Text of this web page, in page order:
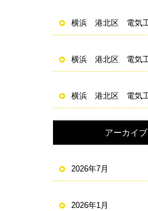
アーカイブ
2026年7月
2026年1月